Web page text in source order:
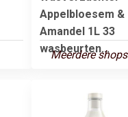
Appelbloesem &
Amandel 1L 33
wasbeurten...
Meerdere shops